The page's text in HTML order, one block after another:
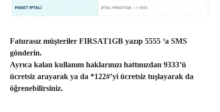
Faturasız müşteriler FIRSAT1GB yazıp 5555 ‘a SMS
gönderin.
Ayrıca kalan kullanım haklarınızı hattınızdan 9333’ü
ücretsiz arayarak ya da *122#’yi ücretsiz tuşlayarak da
öğrenebilirsiniz.